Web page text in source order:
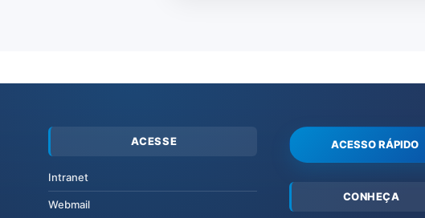
ACESSE
Intranet
Webmail
ACESSO RÁPIDO
CONHEÇA